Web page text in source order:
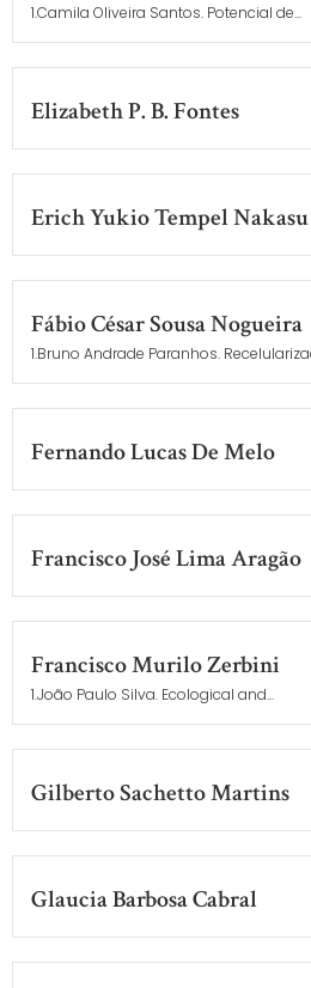
1.Camila Oliveira Santos. Potencial de...
Elizabeth P. B. Fontes
Erich Yukio Tempel Nakasu
Fábio César Sousa Nogueira
1.Bruno Andrade Paranhos.
Fernando Lucas De Melo
Francisco José Lima Aragão
Francisco Murilo Zerbini
1.João Paulo Silva. Ecological and...
Gilberto Sachetto Martins
Glaucia Barbosa Cabral